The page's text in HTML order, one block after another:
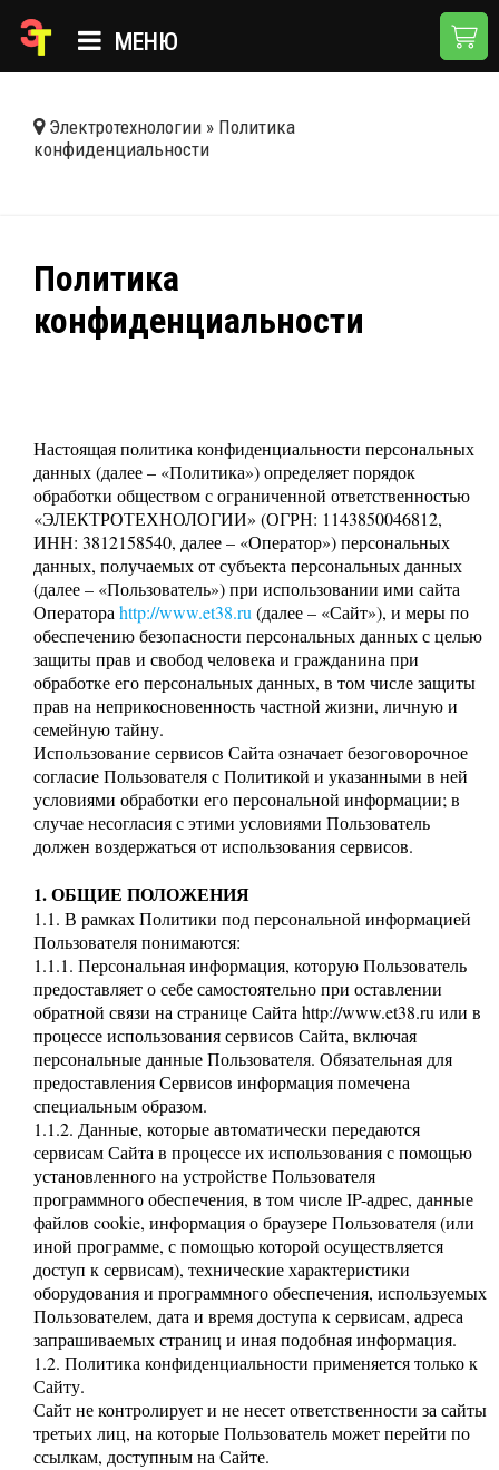
МЕНЮ
КАТАЛОГ
НОВОСТИ
ДОСТАВКА И ОПЛАТА
Электротехнологии » Политика
конфиденциальности
Политика
конфиденциальности
Настоящая политика конфиденциальности персональных
данных (далее – «Политика») определяет порядок
обработки обществом с ограниченной ответственностью
«ЭЛЕКТРОТЕХНОЛОГИИ» (ОГРН: 1143850046812,
ИНН: 3812158540, далее – «Оператор») персональных
данных, получаемых от субъекта персональных данных
(далее – «Пользователь») при использовании ими сайта
Оператора http://www.et38.ru (далее – «Сайт»), и меры по
обеспечению безопасности персональных данных с целью
защиты прав и свобод человека и гражданина при
обработке его персональных данных, в том числе защиты
прав на неприкосновенность частной жизни, личную и
семейную тайну.
Использование сервисов Сайта означает безоговорочное
согласие Пользователя с Политикой и указанными в ней
условиями обработки его персональной информации; в
случае несогласия с этими условиями Пользователь
должен воздержаться от использования сервисов.
1. ОБЩИЕ ПОЛОЖЕНИЯ
1.1. В рамках Политики под персональной информацией
Пользователя понимаются:
1.1.1. Персональная информация, которую Пользователь
предоставляет о себе самостоятельно при оставлении
обратной связи на странице Сайта http://www.et38.ru или в
процессе использования сервисов Сайта, включая
персональные данные Пользователя. Обязательная для
предоставления Сервисов информация помечена
специальным образом.
1.1.2. Данные, которые автоматически передаются
сервисам Сайта в процессе их использования с помощью
установленного на устройстве Пользователя
программного обеспечения, в том числе IP-адрес, данные
файлов cookie, информация о браузере Пользователя (или
иной программе, с помощью которой осуществляется
доступ к сервисам), технические характеристики
оборудования и программного обеспечения, используемых
Пользователем, дата и время доступа к сервисам, адреса
запрашиваемых страниц и иная подобная информация.
1.2. Политика конфиденциальности применяется только к
Сайту.
Сайт не контролирует и не несет ответственности за сайты
третьих лиц, на которые Пользователь может перейти по
ссылкам, доступным на Сайте.